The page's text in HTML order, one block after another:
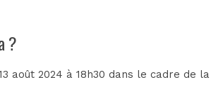
?
août 2024 à 18h30 dans le cadre de la